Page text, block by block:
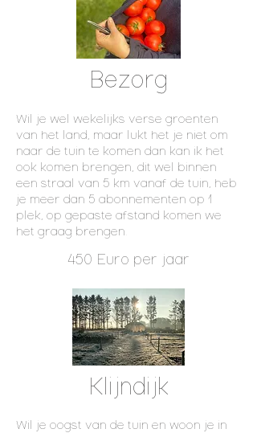
Bezorg​
Wil je wel wekelijks verse groenten
van het land, maar lukt het je niet om
naar de tuin te komen dan kan ik het
ook komen brengen, dit wel binnen
een straal van 5 km vanaf de tuin, heb
je meer dan 5 abonnementen op 1
plek, op gepaste afstand komen we
het graag brengen.
450 Euro per jaar
Klijndijk​
Wil je oogst van de tuin en woon je in